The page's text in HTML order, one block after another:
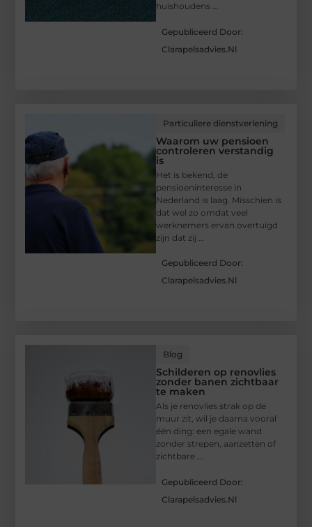
huishoudens ...
Gepubliceerd Door:
Clarapelsadvies.nl
Particuliere dienstverlening
Waarom uw pensioen
controleren verstandig
is
Het is bekend, de
pensioeninteresse in
Nederland is laag. Misschien is
dat wel zo omdat veel
werknemers ervan overtuigd
zijn dat zij ...
Gepubliceerd Door:
Clarapelsadvies.nl
Blog
Schilderen op renovlies
zonder banen zichtbaar
te maken
Als je renovlies strak op de
muur zit, wil je daarna vooral
één ding: een egale wand
zonder strepen, aanzetten of
zichtbare ...
Gepubliceerd Door:
Clarapelsadvies.nl